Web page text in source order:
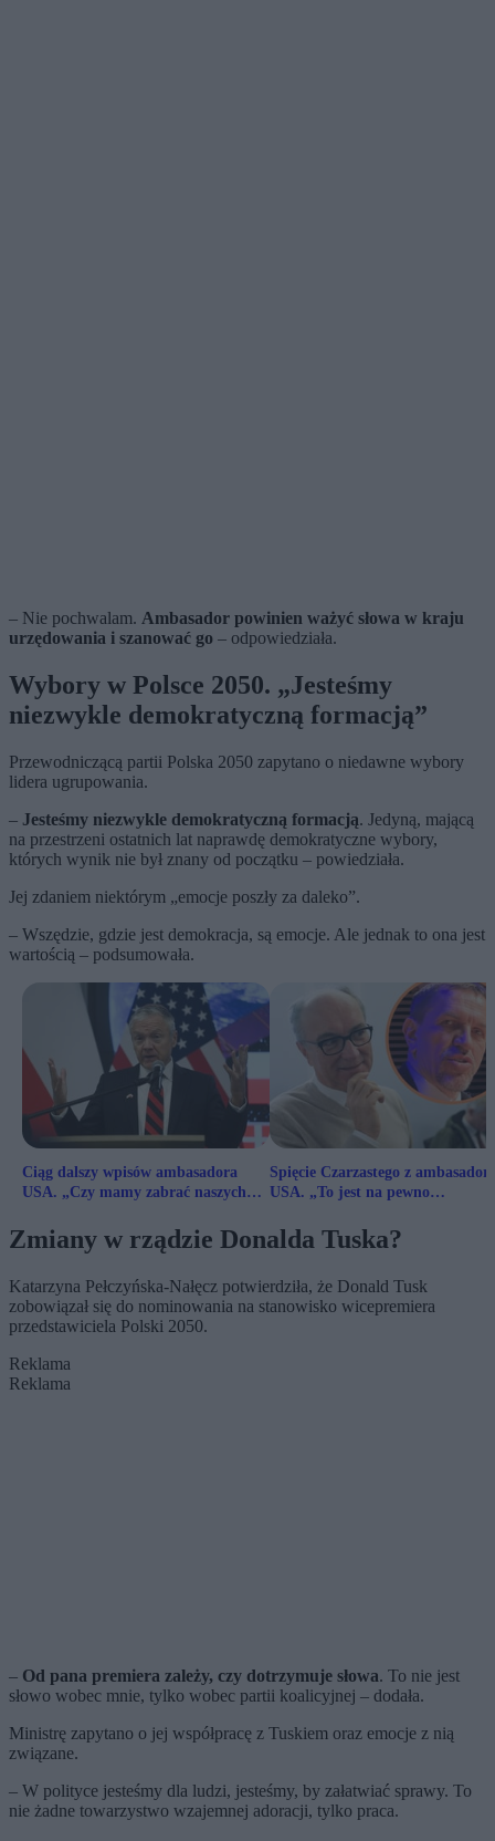
– Nie pochwalam. Ambasador powinien ważyć słowa w kraju
urzędowania i szanować go – odpowiedziała.
Wybory w Polsce 2050. „Jesteśmy
niezwykle demokratyczną formacją”
Przewodniczącą partii Polska 2050 zapytano o niedawne wybory
lidera ugrupowania.
– Jesteśmy niezwykle demokratyczną formacją. Jedyną, mającą
na przestrzeni ostatnich lat naprawdę demokratyczne wybory,
których wynik nie był znany od początku – powiedziała.
Jej zdaniem niektórym „emocje poszły za daleko”.
– Wszędzie, gdzie jest demokracja, są emocje. Ale jednak to ona jest
wartością – podsumowała.
Ciąg dalszy wpisów ambasadora
USA. „Czy mamy zabrać naszych
Spięcie Czarzastego z
USA. „To jest na pewno
Zmiany w rządzie Donalda Tuska?
Katarzyna Pełczyńska-Nałęcz potwierdziła, że Donald Tusk
zobowiązał się do nominowania na stanowisko wicepremiera
przedstawiciela Polski 2050.
Reklama
Reklama
– Od pana premiera zależy, czy dotrzymuje słowa. To nie jest
słowo wobec mnie, tylko wobec partii koalicyjnej – dodała.
Ministrę zapytano o jej współpracę z Tuskiem oraz emocje z nią
związane.
– W polityce jesteśmy dla ludzi, jesteśmy, by załatwiać sprawy. To
nie żadne towarzystwo wzajemnej adoracji, tylko praca.